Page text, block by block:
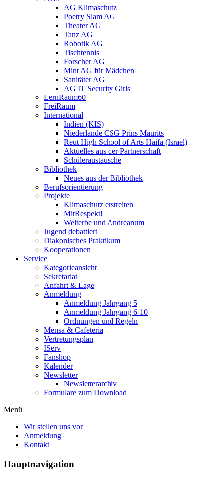
AG Klimaschutz
Poetry Slam AG
Theater AG
Tanz AG
Robotik AG
Tischtennis
Forscher AG
Mint AG für Mädchen
Sanitäter AG
AG IT Security Girls
LernRaum60
FreiRaum
International
Indien (KIS)
Niederlande CSG Prins Maurits
Reut High School of Arts Haifa (Israel)
Aktuelles aus der Partnerschaft
Schüleraustausche
Bibliothek
Neues aus der Bibliothek
Berufsorientierung
Projekte
Klimaschutz erstreiten
MitRespekt!
Welterbe und Andreanum
Jugend debattiert
Diakonisches Praktikum
Kooperationen
Service
Kategorieansicht
Sekretariat
Anfahrt & Lage
Anmeldung
Anmeldung Jahrgang 5
Anmeldung Jahrgang 6-10
Ordnungen und Regeln
Mensa & Cafeteria
Vertretungsplan
IServ
Fanshop
Kalender
Newsletter
Newsletterarchiv
Formulare zum Download
Menü
Wir stellen uns vor
Anmeldung
Kontakt
Hauptnavigation